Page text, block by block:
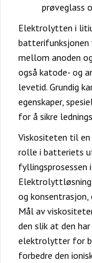
prøveglass
Elektrolytten i
batterifunksjonen
mellom anoden
også katode- og
levetid. Grundig
egenskaper,
for å sikre
Viskositeten til
rolle i batteriets
fyllingsprosessen
og
Mål av
den slik at den
elektrolytter for
forbedre den